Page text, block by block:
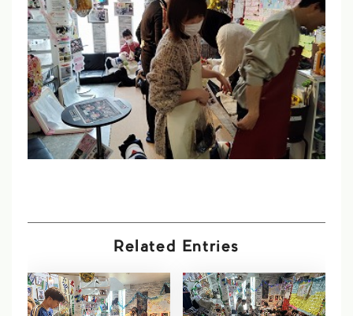
Related Entries